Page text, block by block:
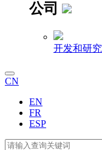
公司
开发和研究
CN
EN
FR
ESP